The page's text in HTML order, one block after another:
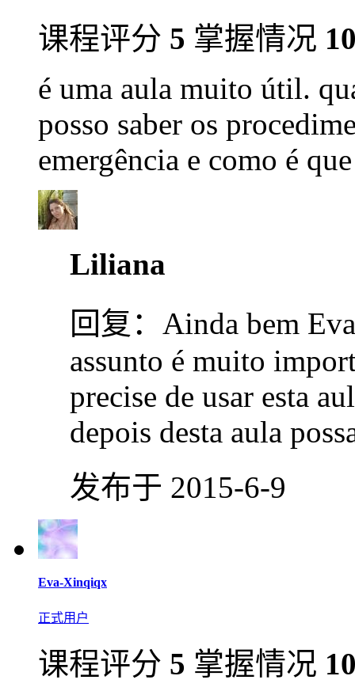
课程评分 5 掌握情况
é uma aula muito útil.
posso saber os
emergência e como é
Liliana
回复： Ainda bem
assunto é muito
precise de usar esta
depois desta aula
发布于 2015-6-9
Eva-Xinqiqx
正式用户
课程评分 5 掌握情况